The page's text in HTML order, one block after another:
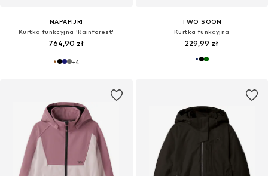
NAPAPIJRI
Kurtka funkcyjna 'Rainforest'
764,90 zł
+4
TWO SOON
Kurtka funkcyjna
229,99 zł